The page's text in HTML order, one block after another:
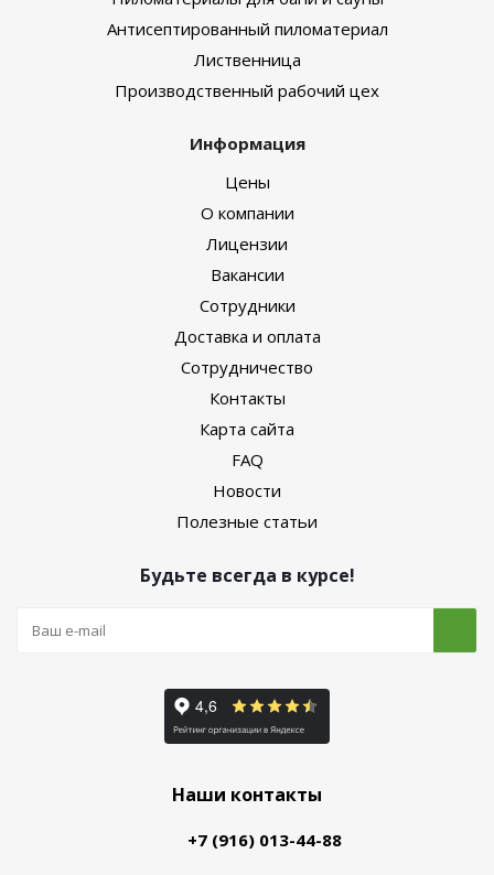
Антисептированный пиломатериал
Лиственница
Производственный рабочий цех
Информация
Цены
О компании
Лицензии
Вакансии
Сотрудники
Доставка и оплата
Сотрудничество
Контакты
Карта сайта
FAQ
Новости
Полезные статьи
Будьте всегда в курсе!
Наши контакты
+7 (916) 013-44-88